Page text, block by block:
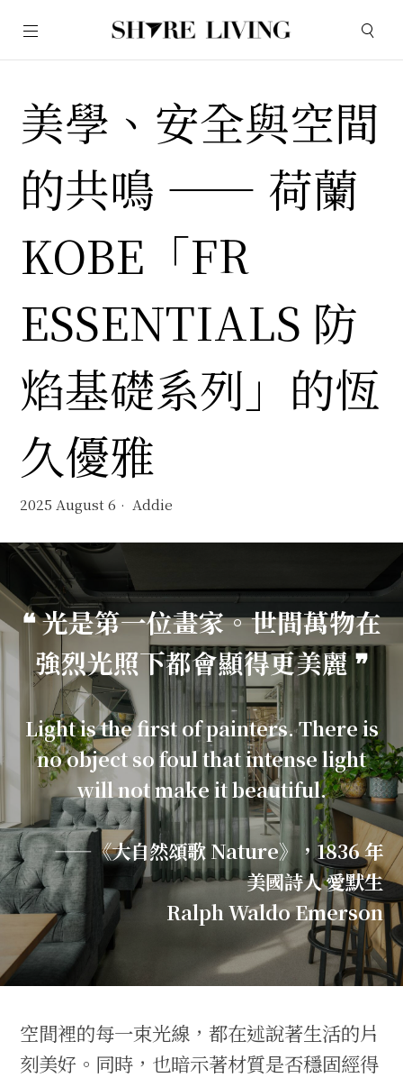
美學、安全與空間
的共鳴 —— 荷蘭
KOBE「FR
ESSENTIALS 防
焰基礎系列」的恆
久優雅
2025 August 6 Addie
❝ 光是第一位畫家。世間萬物在
強烈光照下都會顯得更美麗 ❞
Light is the first of painters. There is
no object so foul that intense light
will not make it beautiful.
——《大自然頌歌 Nature》，1836 年
美國詩人 愛默生
Ralph Waldo Emerson
空間裡的每一束光線，都在述說著生活的片
刻美好。同時，也暗示著材質是否穩固經得